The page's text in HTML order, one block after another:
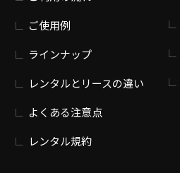
ご使用例
ラインナップ
レンタルとリースの違い
よくある注意点
レンタル規約